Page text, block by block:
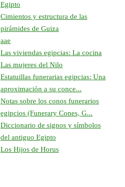
Egipto
Cimientos y estructura de las
pirámides de Guiza
aae
Las viviendas egipcias: La cocina
Las mujeres del Nilo
Estatuillas funerarias egipcias: Una
aproximación a su conce...
Notas sobre los conos funerarios
egipcios (Funerary Cones, G...
Diccionario de signos y símbolos
del antiguo Egipto
Los Hijos de Horus